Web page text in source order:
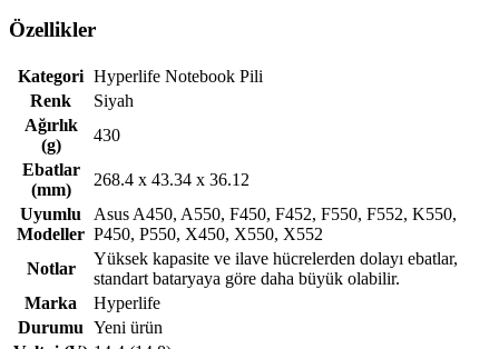
Özellikler
Kategori Hyperlife Notebook Pili
Renk
Siyah
Ağırlık
(g)
430
Ebatlar
(mm)
268.4 x 43.34 x 36.12
Uyumlu
Modeller
Asus A450, A550, F450, F452, F550, F552, K550,
P450, P550, X450, X550, X552
Notlar
Yüksek kapasite ve ilave hücrelerden dolayı ebatlar,
standart bataryaya göre daha büyük olabilir.
Marka
Hyperlife
Durumu Yeni ürün